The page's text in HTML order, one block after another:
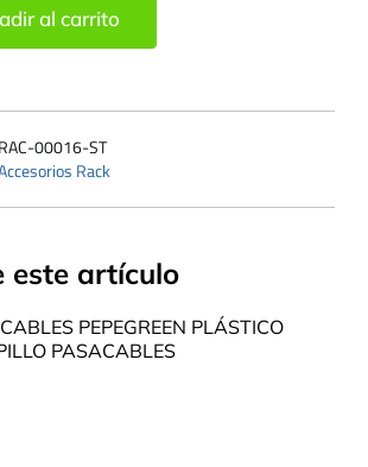
al carrito
RAC-00016-ST
Rack
este artículo
PEPEGREEN PLÁSTICO
PASACABLES